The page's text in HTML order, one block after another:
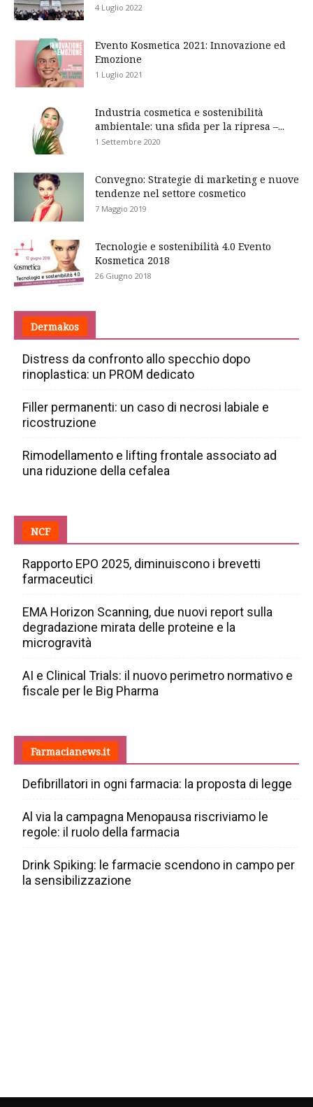
4 Luglio 2022
Evento Kosmetica 2021: Innovazione ed
Emozione
1 Luglio 2021
Industria cosmetica e sostenibilità
ambientale: una sfida per la ripresa –...
1 Settembre 2020
Convegno: Strategie di marketing e nuove
tendenze nel settore cosmetico
7 Maggio 2019
Tecnologie e sostenibilità 4.0 Evento
Kosmetica 2018
26 Giugno 2018
Dermakos
Distress da confronto allo specchio dopo
rinoplastica: un PROM dedicato
Filler permanenti: un caso di necrosi labiale e
ricostruzione
Rimodellamento e lifting frontale associato ad
una riduzione della cefalea
NCF
Rapporto EPO 2025, diminuiscono i brevetti
farmaceutici
EMA Horizon Scanning, due nuovi report sulla
degradazione mirata delle proteine e la
microgravità
AI e Clinical Trials: il nuovo perimetro normativo e
fiscale per le Big Pharma
Farmacianews.it
Defibrillatori in ogni farmacia: la proposta di legge
Al via la campagna Menopausa riscriviamo le
regole: il ruolo della farmacia
Drink Spiking: le farmacie scendono in campo per
la sensibilizzazione